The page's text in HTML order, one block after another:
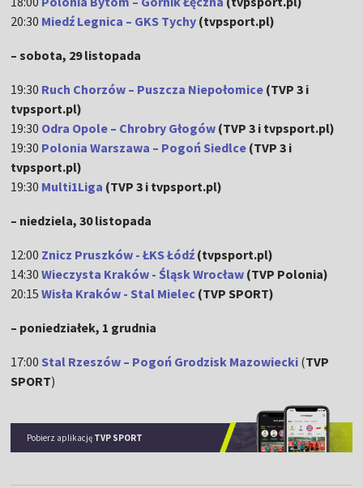
20:30 Miedź Legnica – GKS Tychy (tvpsport.pl)
– sobota, 29 listopada
19:30 Ruch Chorzów – Puszcza Niepołomice (TVP 3 i
tvpsport.pl)
19:30 Odra Opole – Chrobry Głogów (TVP 3 i tvpsport.pl)
19:30 Polonia Warszawa – Pogoń Siedlce (TVP 3 i
tvpsport.pl)
19:30 Multi1Liga (TVP 3 i tvpsport.pl)
– niedziela, 30 listopada
12:00 Znicz Pruszków - ŁKS Łódź (tvpsport.pl)
14:30Wieczysta Kraków - Śląsk Wrocław (TVP Polonia)
20:15Wisła Kraków - Stal Mielec (TVP SPORT)
– poniedziałek, 1 grudnia
17:00 Stal Rzeszów – Pogoń Grodzisk Mazowiecki (TVP
SPORT)
Pobierz aplikację TVP SPORT